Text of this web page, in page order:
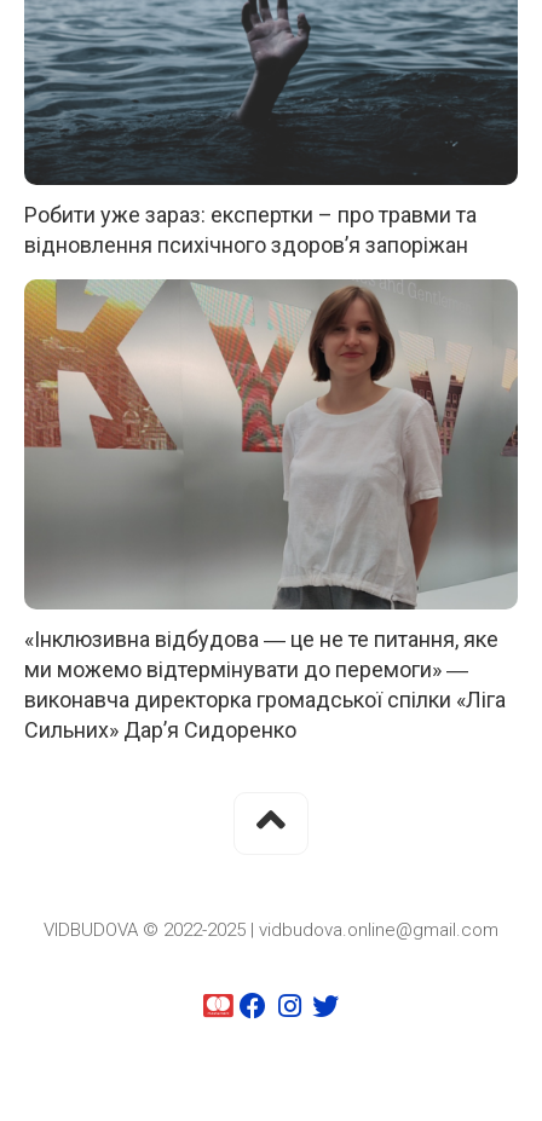
Робити уже зараз: експертки – про травми та
відновлення психічного здоров’я запоріжан
«Інклюзивна відбудова ― це не те питання, яке
ми можемо відтермінувати до перемоги» ―
виконавча директорка громадської спілки «Ліга
Сильних» Дар’я Сидоренко
VIDBUDOVA © 2022-2025 | vidbudova.online@gmail.com